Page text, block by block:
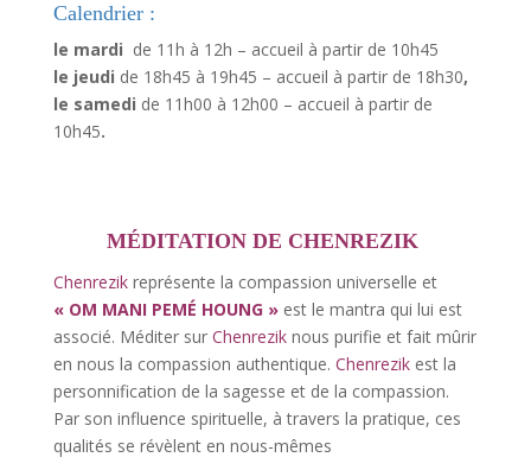
Calendrier :
le mardi de 11h à 12h – accueil à partir de 10h45
le jeudi de 18h45 à 19h45 – accueil à partir de 18h30,
le samedi de 11h00 à 12h00 – accueil à partir de
10h45.
MÉDITATION DE CHENREZIK
Chenrezikreprésente la compassion universelle et
« OM MANI PEMÉ HOUNG »est le mantra qui lui est
associé. Méditer sur Chenreziknous purifie et fait mûrir
en nous la compassion authentique. Chenrezikest la
personnification de la sagesse et de la compassion.
Par son influence spirituelle, à travers la pratique, ces
qualités se révèlent en nous-mêmes